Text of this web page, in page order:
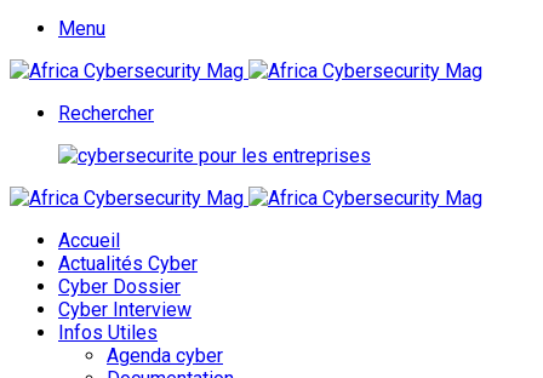
Menu
Rechercher
Accueil
Actualités Cyber
Cyber Dossier
Cyber Interview
Infos Utiles
Agenda cyber